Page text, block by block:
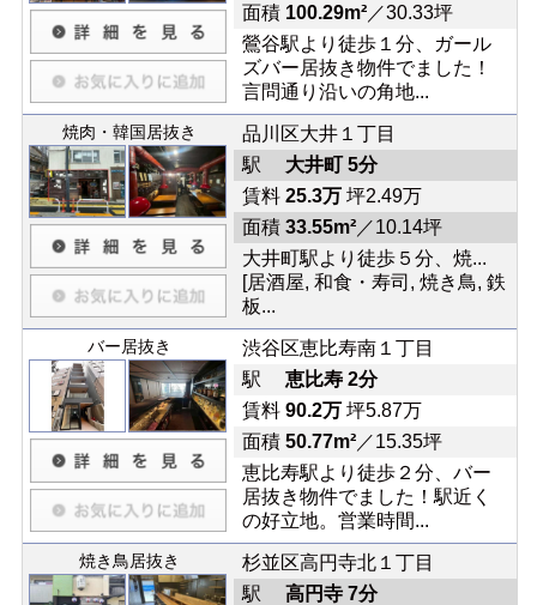
面積 100.29m²／30.33坪
鶯谷駅より徒歩１分、ガール
ズバー居抜き物件でました！
言問通り沿いの角地...
焼肉・韓国居抜き
品川区大井１丁目
駅 大井町 5分
賃料 25.3万坪2.49万
面積 33.55m²／10.14坪
大井町駅より徒歩５分、焼...
[居酒屋, 和食・寿司, 焼き鳥, 鉄
板...
バー居抜き
渋谷区恵比寿南１丁目
駅 恵比寿 2分
賃料 90.2万坪5.87万
面積 50.77m²／15.35坪
恵比寿駅より徒歩２分、バー
居抜き物件でました！駅近く
の好立地。営業時間...
焼き鳥居抜き
杉並区高円寺北１丁目
駅 高円寺 7分